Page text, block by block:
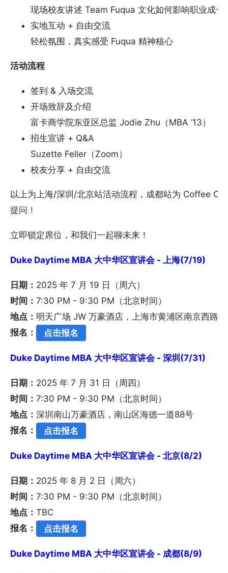
现场校友讲述 Team Fuqua 文化如何影响职业成长
实地互动 + 自由交流
轻松氛围，真实感受 Fuqua 精神核心
活动流程
签到 & 入场交流
开场致辞及介绍
富卡商学院东亚区总监 Jodie Zhu（MBA ’13）
招生宣讲 + Q&A
Suzette Feller（Zoom）
校友分享 + 自由交流
以上为上海/深圳/北京站活动流程，成都站为 Coffee
提问！
立即锁定席位，和我们一起聊未来！
Duke Daytime MBA 大中华区宣讲会 - 上海(7/19)
日期： 2025 年 7 月 19 日（周六）
时间： 7:30 PM - 9:30 PM（北京时间）
地点： 明天广场 JW 万豪酒店，上海市黄浦区南京西路
报名：
点击报名
Duke Daytime MBA 大中华区宣讲会 - 深圳(7/31)
日期： 2025 年 7 月 31 日（周四）
时间： 7:30 PM - 9:30 PM（北京时间）
地点： 深圳南山万豪酒店，南山区海德一道88号
报名：
点击报名
Duke Daytime MBA 大中华区宣讲会 - 北京(8/2)
日期： 2025 年 8 月 2 日（周六）
时间： 7:30 PM - 9:30 PM（北京时间）
地点： TBC
报名：
点击报名
Duke Daytime MBA 大中华区宣讲会 - 成都(8/9)